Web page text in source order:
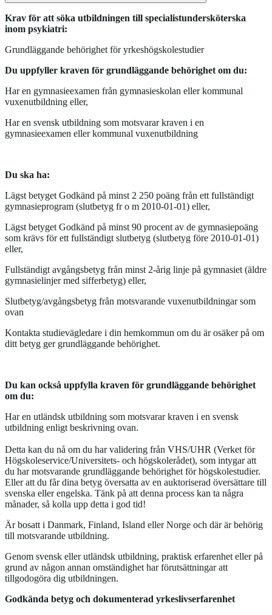
Krav för att söka utbildningen till specialistundersköterska
inom psykiatri:
Grundläggande behörighet för yrkeshögskolestudier
Du uppfyller kraven för grundläggande behörighet om du:
Har en gymnasieexamen från gymnasieskolan eller kommunal
vuxenutbildning eller,
Har en svensk utbildning som motsvarar kraven i en
gymnasieexamen eller kommunal vuxenutbildning
Du ska ha:
Lägst betyget Godkänd på minst 2 250 poäng från ett fullständigt
gymnasieprogram (slutbetyg fr o m 2010-01-01) eller,
Lägst betyget Godkänd på minst 90 procent av de gymnasiepoäng
som krävs för ett fullständigt slutbetyg (slutbetyg före 2010-01-01)
eller,
Fullständigt avgångsbetyg från minst 2-årig linje på gymnasiet (äldre
gymnasielinjer med sifferbetyg) eller,
Slutbetyg/avgångsbetyg från motsvarande vuxenutbildningar som
ovan
Kontakta studievägledare i din hemkommun om du är osäker på om
ditt betyg ger grundläggande behörighet.
Du kan också uppfylla kraven för grundläggande behörighet
om du:
Har en utländsk utbildning som motsvarar kraven i en svensk
utbildning enligt beskrivning ovan.
Detta kan du nå om du har validering från VHS/UHR (Verket för
Högskoleservice/Universitets- och högskolerådet), som intygar att
du har motsvarande grundläggande behörighet för högskolestudier.
Eller att du får dina betyg översatta av en auktoriserad översättare till
svenska eller engelska. Tänk på att denna process kan ta några
månader, så kolla upp detta i god tid!
Är bosatt i Danmark, Finland, Island eller Norge och där är behörig
till motsvarande utbildning.
Genom svensk eller utländsk utbildning, praktisk erfarenhet eller på
grund av någon annan omständighet har förutsättningar att
tillgodogöra dig utbildningen.
Godkända betyg och dokumenterad yrkeslivserfarenhet